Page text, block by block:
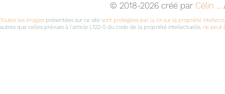
© 2018-2026 créé par Célin ...
Toutes les images présentées sur ce site sont protégées par la loi sur la propriété
autres que celles prévues à l'article L122-5 du code de la propriété intellectuelle, ne peut